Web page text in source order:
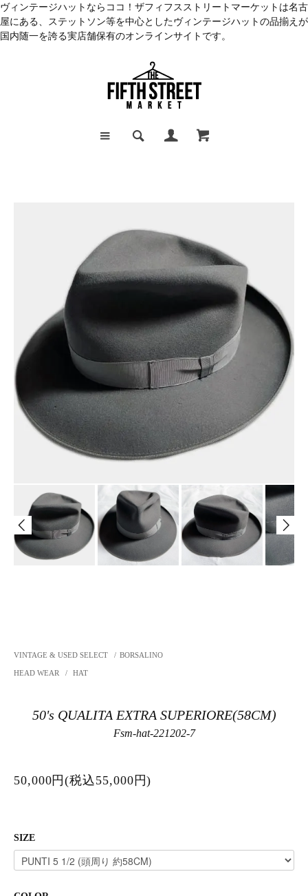
ヴィンテージハットならココ！ザフィフスストリートマーケットは名古
屋にある、ステットソン等を中心としたヴィンテージハットの品揃えが
国内随一を誇る実店舗保有のオンラインサイトです。
VINTAGE & USED SELECT / BORSALINO
HEAD WEAR / HAT
50's QUALITA EXTRA SUPERIORE(58CM)
Fsm-hat-221202-7
50,000円(税込55,000円)
SIZE